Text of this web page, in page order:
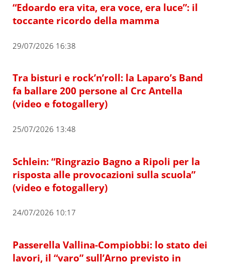
“Edoardo era vita, era voce, era luce”: il
toccante ricordo della mamma
29/07/2026 16:38
Tra bisturi e rock’n’roll: la Laparo’s Band
fa ballare 200 persone al Crc Antella
(video e fotogallery)
25/07/2026 13:48
Schlein: “Ringrazio Bagno a Ripoli per la
risposta alle provocazioni sulla scuola”
(video e fotogallery)
24/07/2026 10:17
Passerella Vallina-Compiobbi: lo stato dei
lavori, il “varo” sull’Arno previsto in